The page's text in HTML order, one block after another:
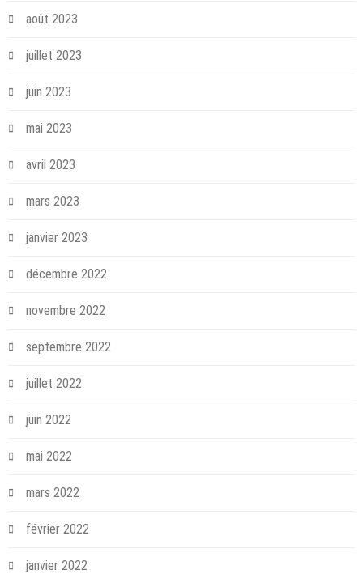
août 2023
juillet 2023
juin 2023
mai 2023
avril 2023
mars 2023
janvier 2023
décembre 2022
novembre 2022
septembre 2022
juillet 2022
juin 2022
mai 2022
mars 2022
février 2022
janvier 2022